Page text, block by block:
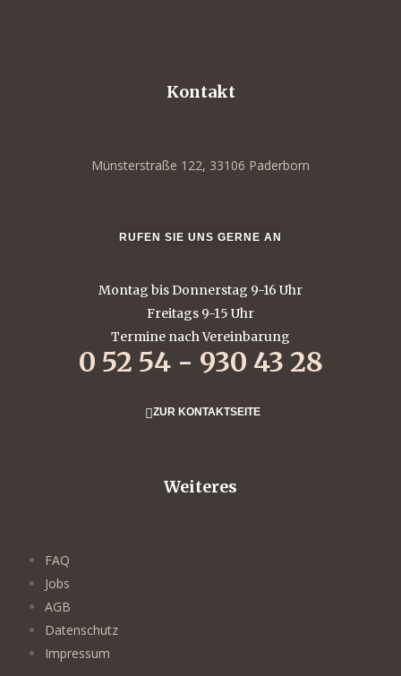
Kontakt
Münsterstraße 122, 33106 Paderborn
RUFEN SIE UNS GERNE AN
Montag bis Donnerstag 9-16 Uhr
Freitags 9-15 Uhr
Termine nach Vereinbarung
0 52 54 - 930 43 28
ZUR KONTAKTSEITE
Weiteres
FAQ
Jobs
AGB
Datenschutz
Impressum